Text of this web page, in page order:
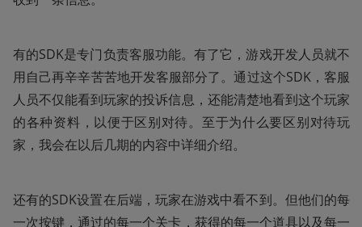
有的SDK是专门负责客服功能。有了它，游戏开发人员就不
用自己再辛辛苦苦地开发客服部分了。通过这个SDK，客服
人员不仅能看到玩家的投诉信息，还能清楚地看到这个玩家
的各种资料，以便于区别对待。至于为什么要区别对待玩
家，我会在以后几期的内容中详细介绍。
还有的SDK设置在后端，玩家在游戏中看不到。但他们的每
一次按键，通过的每一个关卡，获得的每一个道具以及每一